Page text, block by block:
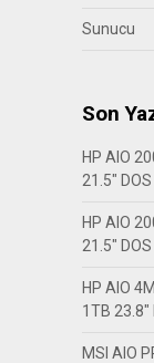
Sunucu
Son
HP AIO
21.5″ DOS
HP AIO
21.5″
HP AIO
1TB 23.8″
MSI AIO